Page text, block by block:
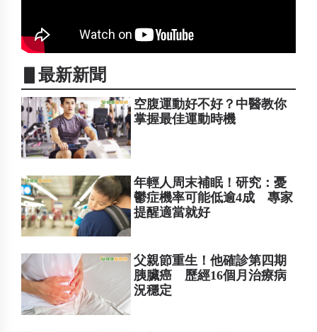
▋最新新聞
空腹運動好不好？中醫教你
掌握最佳運動時機
年輕人周末補眠！研究：憂
鬱症機率可能低逾4成 專家
提醒適當就好
父親節重生！他確診第四期
胰臟癌 歷經16個月治療病
況穩定